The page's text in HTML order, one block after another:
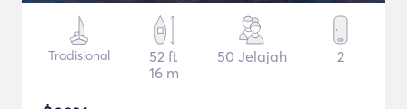
Tradisional
52 ft
16 m
50 Jelajah 2